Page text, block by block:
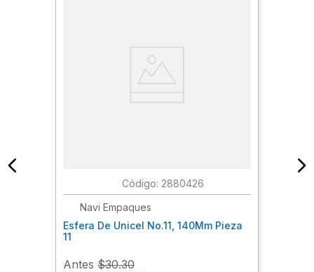
: 2880426
Navi Empaques
Esfera De Unicel No.11, 140Mm Pieza
11
Antes $30.30